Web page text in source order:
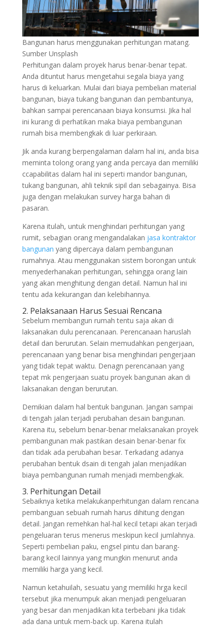
Bangunan harus menggunakan perhitungan matang.
Sumber Unsplash
Perhitungan dalam proyek harus benar-benar tepat.
Anda dituntut harus mengetahui segala biaya yang
harus di keluarkan. Mulai dari biaya pembelian material
bangunan, biaya tukang bangunan dan pembantunya,
bahkan sampai perencanaan biaya konsumsi. Jika hal
ini kurang di perhatikan maka biaya pembangunan
rumah bisa membengkak di luar perkiraan.
Jik anda kurang berpengalaman dalam hal ini, anda bisa
meminta tolong orang yang anda percaya dan memiliki
ccapabilitas dalam hal ini seperti mandor bangunan,
tukang bangunan, ahli teknik sipil dan sebagainya. Bisa
juga dengan melakukan survey harga bahan di
pasaran.
Karena itulah, untuk menghindari perhitungan yang
rumit, sebagian orang mengandalakan jasa kontraktor
bangunan yang dipercaya dalam pembangunan
rumahnya. Atau menggunakan sistem borongan untuk
menyederhanakan perhitungan, sehingga orang lain
yang akan menghitung dengan detail. Namun hal ini
tentu ada kekurangan dan kelebihannya.
2. Pelaksanaan Harus Sesuai Rencana
Sebelum membangun rumah tentu saja akan di
laksanakan dulu perencanaan. Perencanaan haruslah
detail dan berurutan. Selain memudahkan pengerjaan,
perencanaan yang benar bisa menghindari pengerjaan
yang tidak tepat waktu. Denagn perencanaan yang
tepat mk pengerjaan suatu proyek bangunan akan di
laksanakan dengan berurutan.
Demikian dalam hal bentuk bangunan. Jangan sampai
di tengah jalan terjadi perubahan desain bangunan.
Karena itu, sebelum benar-benar melaksanakan proyek
pembangunan mak pastikan desain benar-benar fix
dan tidak ada perubahan besar. Terkadang adanya
perubahan bentuk dsain di tengah jalan menjadikan
biaya pembangunan rumah menjadi membengkak.
3. Perhitungan Detail
Sebaiknya ketika melakukanperhitungan dalam rencana
pembanguan sebuah rumah harus dihitung dengan
detail. Jangan remehkan hal-hal kecil tetapi akan terjadi
pengeluaran terus menerus meskipun kecil jumlahnya.
Seperti pembelian paku, engsel pintu dan barang-
barang kecil lainnya yang mungkin menurut anda
memiliki harga yang kecil.
Namun ketahuilah, sesuatu yang memiliki hrga kecil
tersebut jika menumpuk akan menjadi pengeluaran
yang besar dan menjadikan kita terbebani jika tidak
ada dana untuk mem-back up. Karena itulah